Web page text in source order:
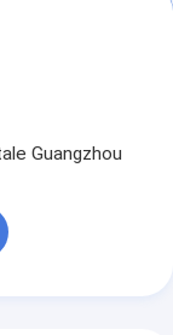
Guangzhou